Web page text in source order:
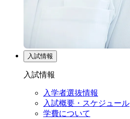
入試情報
入試情報
入学者選抜情報
入試概要・スケジュール
学費について